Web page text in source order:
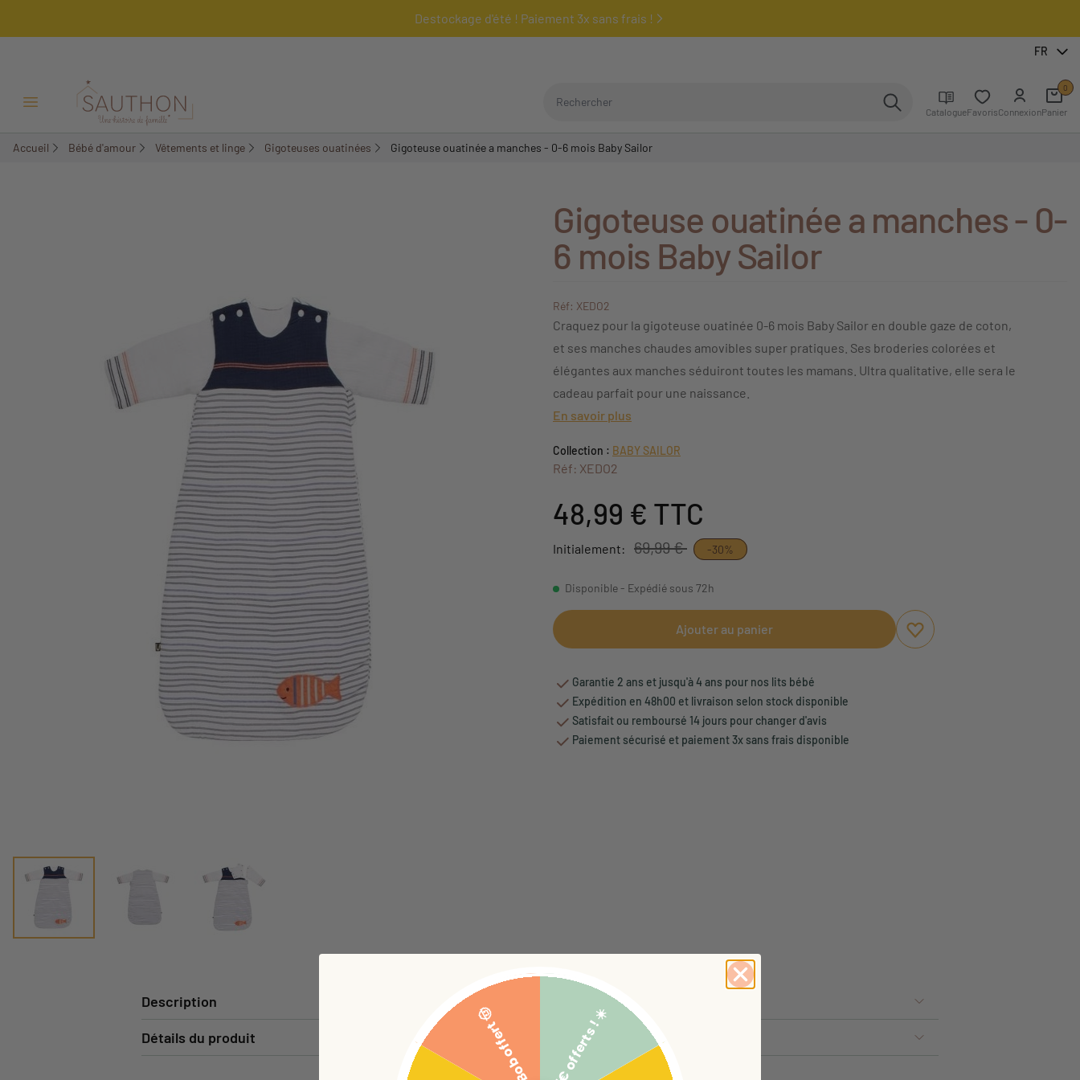
Destockage d'été ! Paiement 3x sans frais !
FR
Ouvrir/Fermer menu CatalogueFavorisConnexionPanier
0
Accueil Bébé d'amour Vêtements et linge Gigoteuses ouatinées Gigoteuse ouatinée a manches - 0-6 mois Baby Sailor
Gigoteuse ouatinée a manches - 0-
6 mois Baby Sailor
Réf: XEDO2
Craquez pour la gigoteuse ouatinée 0-6 mois Baby Sailor en double gaze de coton,
et ses manches chaudes amovibles super pratiques. Ses broderies colorées et
élégantes aux manches séduiront toutes les mamans. Ultra qualitative, elle sera le
cadeau parfait pour une naissance.
En savoir plus
Collection : BABY SAILOR
Réf: XEDO2
48,99 € TTC
Initialement: 69,99 € -30%
Disponible - Expédié sous 72h
Ajouter au panier
Ajouter aux favoris
Supprimer des favoris
Garantie 2 ans et jusqu'à 4 ans pour nos lits bébé
Expédition en 48h00 et livraison selon stock disponible
Satisfait ou remboursé 14 jours pour changer d'avis
Paiement sécurisé et paiement 3x sans frais disponible
Description
Détails du produit 5€ offerts ! ☀️
Bob offert 🤠